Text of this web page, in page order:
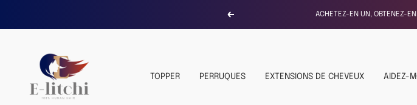
Précédent Free Shipping On
TOPPER PERRUQUES EXTENSIONS DE CHEVEUX AIDEZ-
LITCHI